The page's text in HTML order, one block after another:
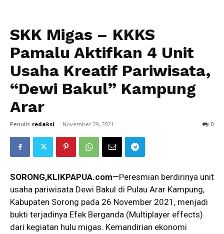
SKK Migas – KKKS
Pamalu Aktifkan 4 Unit
Usaha Kreatif Pariwisata,
“Dewi Bakul” Kampung
Arar
Penulis redaksi - November 29, 2021 0
SORONG,KLIKPAPUA.com—Peresmian berdirinya unit
usaha pariwisata Dewi Bakul di Pulau Arar Kampung,
Kabupaten Sorong pada 26 November 2021, menjadi
bukti terjadinya Efek Berganda (Multiplayer effects)
dari kegiatan hulu migas. Kemandirian ekonomi